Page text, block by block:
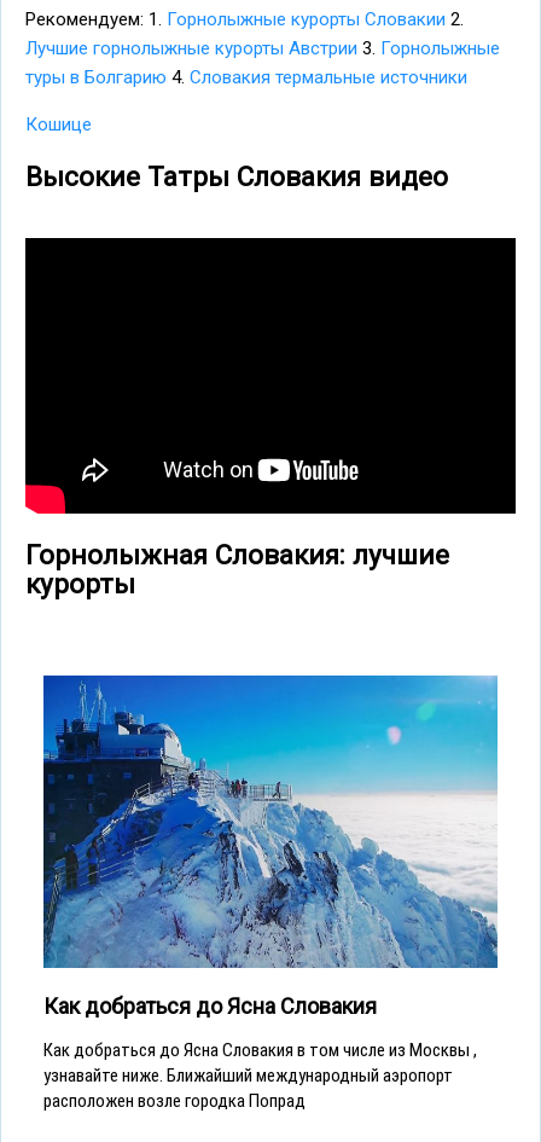
Рекомендуем: 1. Горнолыжные курорты Словакии 2.
Лучшие горнолыжные курорты Австрии 3. Горнолыжные
туры в Болгарию 4. Словакия термальные источники
Кошице
Высокие Татры Словакия видео
Горнолыжная Словакия: лучшие
курорты
Как добраться до Ясна Словакия
Как добраться до Ясна Словакия в том числе из Москвы ,
узнавайте ниже. Ближайший международный аэропорт
расположен возле городка Попрад